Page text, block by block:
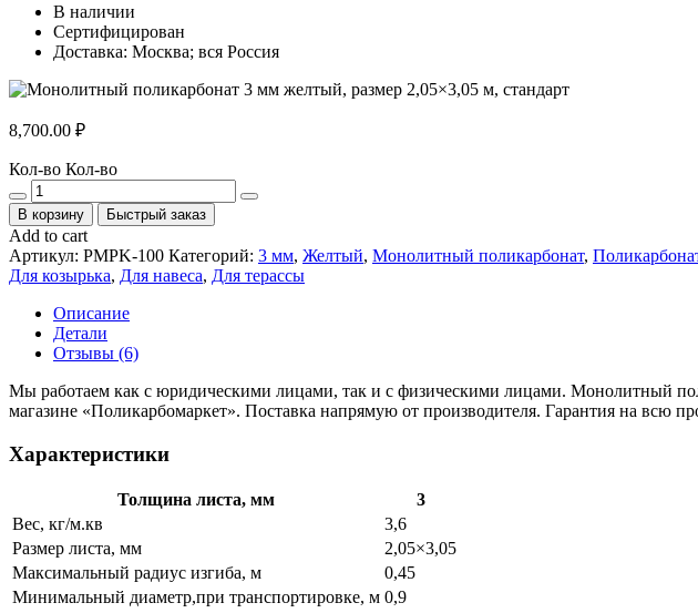
В наличии
Сертифицирован
Доставка: Москва; вся Россия
8,700.00 ₽
Кол-во Кол-во
В корзину Быстрый заказ
Add to cart
Артикул: PMPK-100 Категорий: 3 мм, Желтый, Монолитный поликарбонат,
Для козырька, Для навеса, Для терассы
Описание
Детали
Отзывы (6)
Мы работаем как с юридическими лицами, так и с физическими лицами. Монолитный
магазине «Поликарбомаркет». Поставка напрямую от производителя. Гарантия на всю
Характеристики
Толщина листа, мм
3
Вес, кг/м.кв
3,6
Размер листа, мм
2,05×3,05
Максимальный радиус изгиба, м
0,45
Минимальный диаметр,при транспортировке, м 0,9